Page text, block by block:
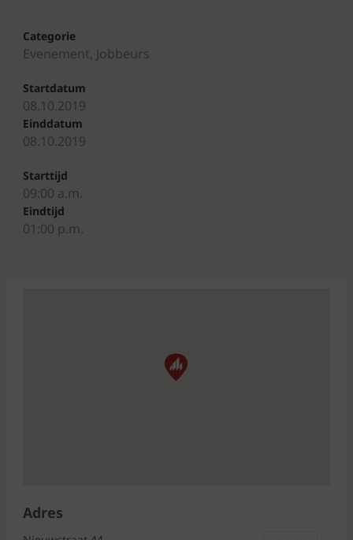
Categorie
Evenement, Jobbeurs
Startdatum
08.10.2019
Einddatum
08.10.2019
Starttijd
09:00 a.m.
Eindtijd
01:00 p.m.
Adres